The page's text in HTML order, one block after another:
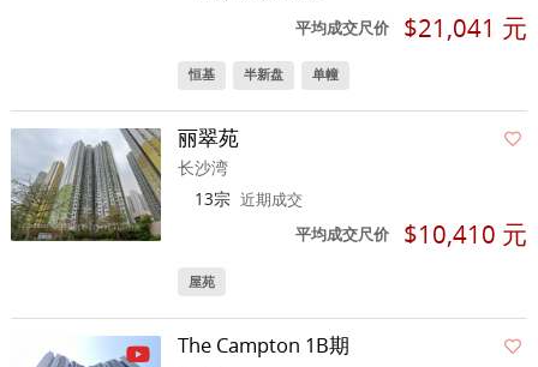
平均成交尺价 $21,041 元
恒基 半新盘 单幢
丽翠苑
长沙湾
13宗 近期成交
平均成交尺价 $10,410 元
屋苑
The Campton 1B期